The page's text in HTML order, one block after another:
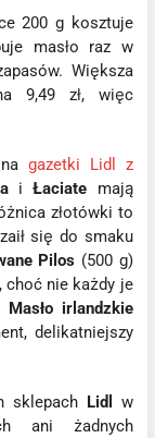
200 g kosztuje
masło raz w
Większa
9,49 zł, więc
nagazetki Lidl z
iŁaciate mają
złotówki to
się do smaku
Pilos (500 g)
choć nie każdy je
Masło irlandzkie
delikatniejszy
sklepach Lidl
w
ani żadnych